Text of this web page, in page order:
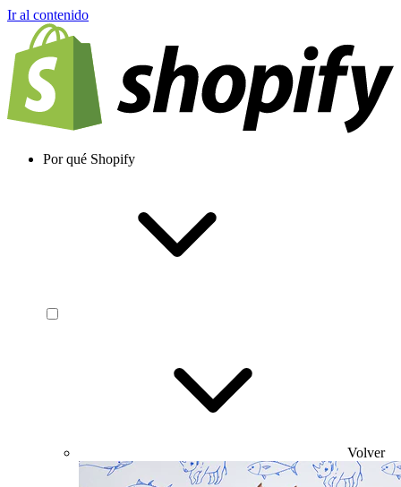
Ir al contenido
Por qué Shopify
Volver